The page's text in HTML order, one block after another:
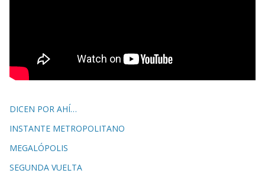
DICEN POR AHÍ…
INSTANTE METROPOLITANO
MEGALÓPOLIS
SEGUNDA VUELTA